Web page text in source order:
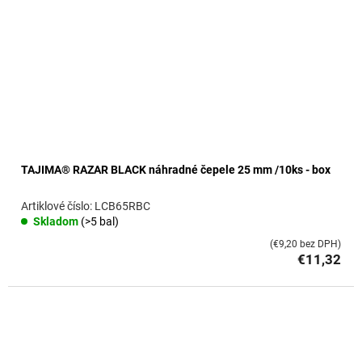
TAJIMA® RAZAR BLACK náhradné čepele 25 mm /10ks - box
Skladom (>5 bal)
LCB65RBC
€11,32
(€9,20 bez DPH)